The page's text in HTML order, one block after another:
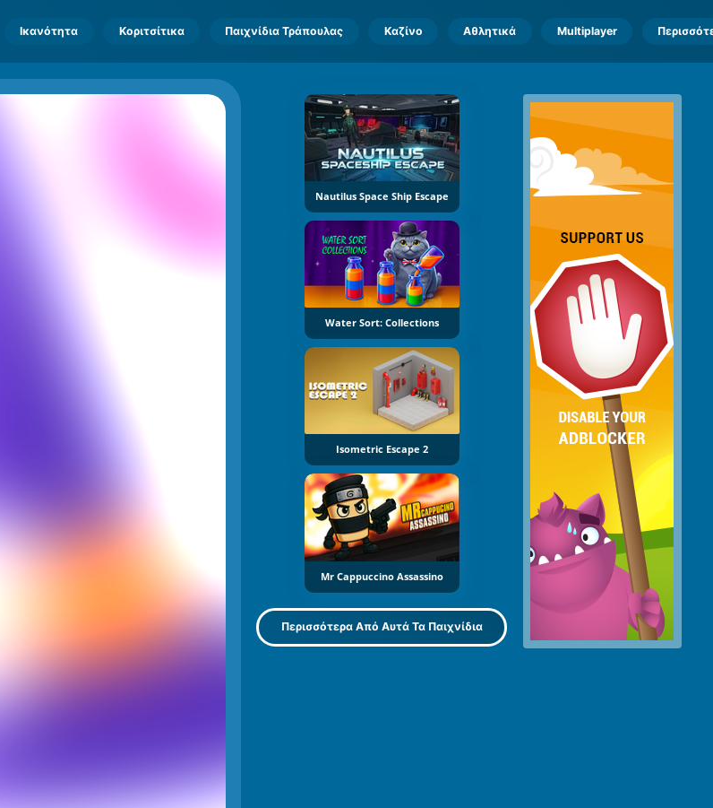
Ικανότητα Κοριτσίτικα Παιχνίδια Τράπουλας Καζίνο Αθλητικά Multiplayer
Nautilus Space Ship Escape
Water Sort: Collections
Isometric Escape 2
Mr Cappuccino Assassino
Περισσότερα Από Αυτά Τα Παιχνίδια